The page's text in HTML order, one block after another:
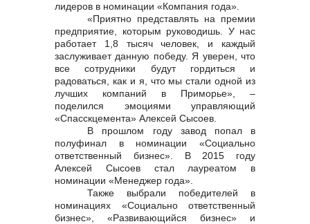
лидеров в номинации «Компания года».
«Приятно представлять на премии
предприятие, которым руководишь. У нас
работает 1,8 тысяч человек, и каждый
заслуживает данную победу. Я уверен, что
все сотрудники будут гордиться и
радоваться, как и я, что мы стали одной из
лучших компаний в Приморье», –
поделился эмоциями управляющий
«Спасскцемента» Алексей Сысоев.
В прошлом году завод попал в
полуфинал в номинации «Социально
ответственный бизнес». В 2015 году
Алексей Сысоев стал лауреатом в
номинации «Менеджер года».
Также выбрали победителей в
номинациях «Социально ответственный
бизнес», «Развивающийся бизнес» и